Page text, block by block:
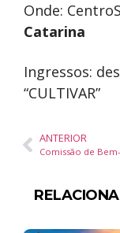
Onde:
Catarina
Ingressos:
“CULTIVAR”
ANTERIOR